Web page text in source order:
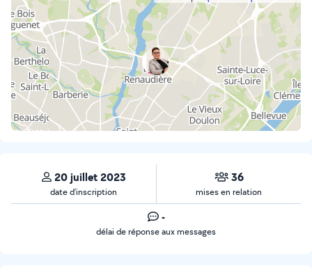
20 juillet 2023
date d’inscription
36
mises en relation
-
délai de réponse aux messages